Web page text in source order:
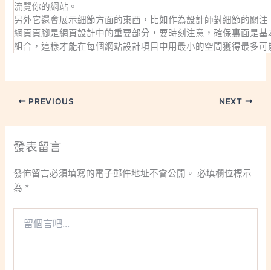
流覽你的網站。
另外它還會展示細節方面的東西，比如作為設計師對細節的關
網頁頁腳是網頁設計中的重要部分，要時刻注意，確保裏面是
組合，這樣才能在每個網站設計項目中用最小的空間獲得最多可
PREVIOUS NEXT
發表留言
發佈留言必須填寫的電子郵件地址不會公開。 必填欄位標示
為 *